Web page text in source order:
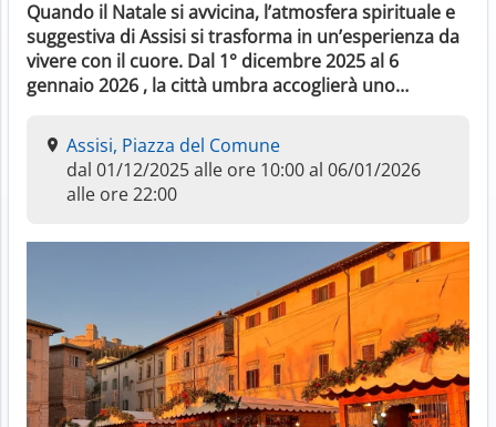
Quando il Natale si avvicina, l’atmosfera spirituale e
suggestiva di Assisi si trasforma in un’esperienza da
vivere con il cuore. Dal 1° dicembre 2025 al 6
gennaio 2026 , la città umbra accoglierà uno…
Assisi, Piazza del Comune
dal 01/12/2025 alle ore 10:00 al 06/01/2026
alle ore 22:00